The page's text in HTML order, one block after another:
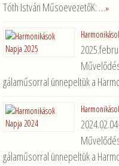
Tóth István MűsoevezetőK: …»
gálaműsorral ünnepeltük a
gálaműsorral ünnepeltük a